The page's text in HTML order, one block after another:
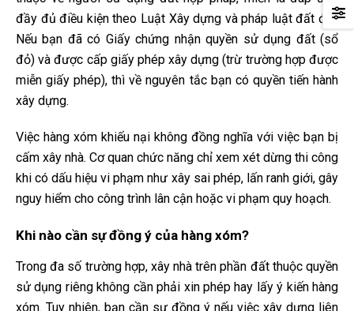
đầy đủ điều kiện theo Luật Xây dựng và pháp luật đất đai.
Nếu bạn đã có Giấy chứng nhận quyền sử dụng đất (sổ
đỏ) và được cấp giấy phép xây dựng (trừ trường hợp được
miễn giấy phép), thì về nguyên tắc bạn có quyền tiến hành
xây dựng.
Việc hàng xóm khiếu nại không đồng nghĩa với việc bạn bị
cấm xây nhà. Cơ quan chức năng chỉ xem xét dừng thi công
khi có dấu hiệu vi phạm như xây sai phép, lấn ranh giới, gây
nguy hiểm cho công trình lân cận hoặc vi phạm quy hoạch.
Khi nào cần sự đồng ý của hàng xóm?
Trong đa số trường hợp, xây nhà trên phần đất thuộc quyền
sử dụng riêng không cần phải xin phép hay lấy ý kiến hàng
xóm. Tuy nhiên, bạn cần sự đồng ý nếu việc xây dựng liên